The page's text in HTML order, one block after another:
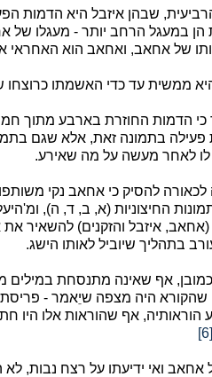
שבהן איזבל היא
הן במעגל הרחב יותר - מעגלו
של אחאב, ואחאב הוא האחראי
ממשית עד כדי האשמתו כרוצחו
כי הדמות החוזרת בארבע מתוך
פעילה בתמונה זאת, אלא שגם
לו לאחר מעשה על מה שאירע.
לכאורה להסיק כי אחאב נקי
החיצוניות (א, ב, ד, ה),
איזבל והזקנים) להשאיר
בתהליך שיוביל לאותו הישג.
כמובן, אף שאינה מתנסחת
שהקורא היה מצפה שיֵאמר -
הוראותיה, אף שהוראות אלו
[6]
ואי ידיעתו על רצח נבות, לא